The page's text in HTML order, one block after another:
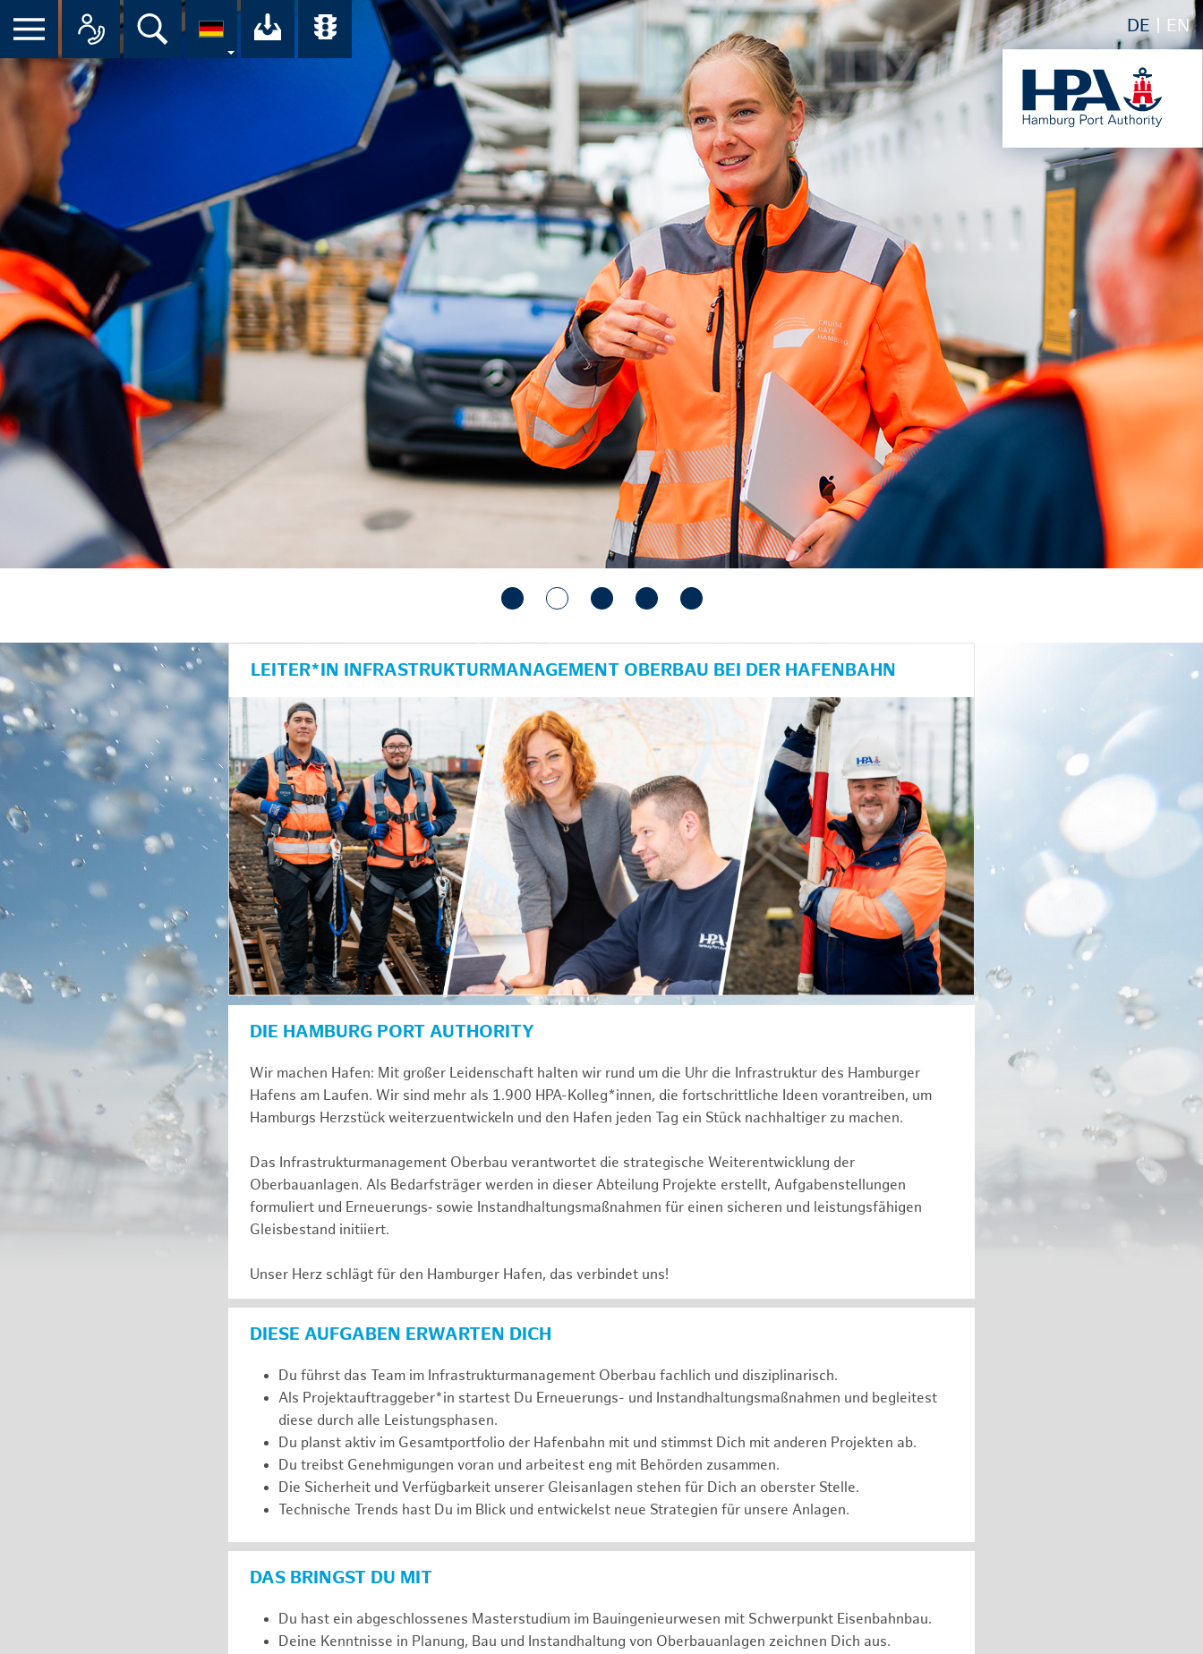
DE EN
Suche Ihr Download-Center der HPA
Übersicht aller Verkehrsmeldungen im Hafen am
LEITER*IN INFRASTRUKTURMANAGEMENT OBERBAU BEI DER HAFENBAHN
DIE HAMBURG PORT AUTHORITY
Wir machen Hafen: Mit großer Leidenschaft halten wir rund um die Uhr die Infrastruktur des Hamburger
Hafens am Laufen. Wir sind mehr als 1.900 HPA-Kolleg*innen, die fortschrittliche Ideen vorantreiben, um
Hamburgs Herzstück weiterzuentwickeln und den Hafen jeden Tag ein Stück nachhaltiger zu machen.
Das Infrastrukturmanagement Oberbau verantwortet die strategische Weiterentwicklung der
Oberbauanlagen. Als Bedarfsträger werden in dieser Abteilung Projekte erstellt, Aufgabenstellungen
formuliert und Erneuerungs‑ sowie Instandhaltungsmaßnahmen für einen sicheren und leistungsfähigen
Gleisbestand initiiert.
Unser Herz schlägt für den Hamburger Hafen, das verbindet uns!
DIESE AUFGABEN ERWARTEN DICH
Du führst das Team im Infrastrukturmanagement Oberbau fachlich und disziplinarisch.
Als Projektauftraggeber*in startest Du Erneuerungs- und Instandhaltungsmaßnahmen und begleitest
diese durch alle Leistungsphasen.
Du planst aktiv im Gesamtportfolio der Hafenbahn mit und stimmst Dich mit anderen Projekten ab.
Du treibst Genehmigungen voran und arbeitest eng mit Behörden zusammen.
Die Sicherheit und Verfügbarkeit unserer Gleisanlagen stehen für Dich an oberster Stelle.
Technische Trends hast Du im Blick und entwickelst neue Strategien für unsere Anlagen.
DAS BRINGST DU MIT
Du hast ein abgeschlossenes Masterstudium im Bauingenieurwesen mit Schwerpunkt Eisenbahnbau.
Deine Kenntnisse in Planung, Bau und Instandhaltung von Oberbauanlagen zeichnen Dich aus.